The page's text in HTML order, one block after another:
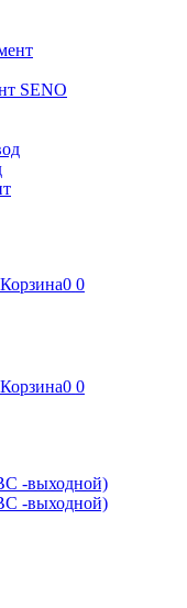
SENO
Корзина0 0
Корзина0 0
-выходной)
-выходной)